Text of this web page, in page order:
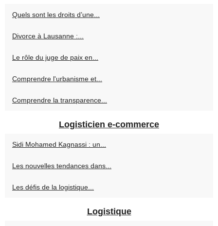
Quels sont les droits d’une...
Divorce à Lausanne :...
Le rôle du juge de paix en...
Comprendre l'urbanisme et...
Comprendre la transparence...
Logisticien e-commerce
Sidi Mohamed Kagnassi : un...
Les nouvelles tendances dans...
Les défis de la logistique...
Logistique